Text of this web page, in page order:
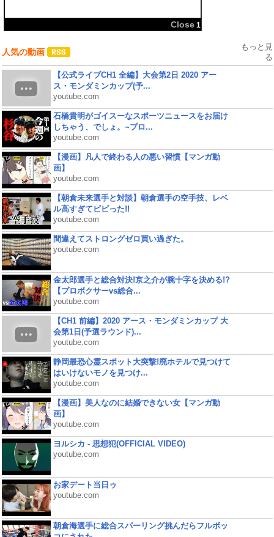
Close 1
人気の動画
もっと見
る
【公式ライブCH1 全編】大会第2日 2020 アー
ス・モンダミンカップ(予...
youtube.com
石橋貴明がゴイスーなスポーツニュースをお届け
しちゃう、でしょ。~プロ...
youtube.com
【漫画】凡人で終わる人の悪い習慣【マンガ動
画】
youtube.com
【朝倉未来選手と対談】朝倉選手の空手技、レベ
ル高すぎてビビった!!
youtube.com
間違えてストロングゼロ買い過ぎた。
youtube.com
金太郎選手と総合対決!京之介が腕十字を決める!?
【プロボクサーvs総合...
youtube.com
【CH1 前編】2020 アース・モンダミンカップ 大
会第1日(予選ラウンド)...
youtube.com
静岡最恐心霊スポット大突撃!廃ホテルで見つけて
はいけないモノを見つけ...
youtube.com
【漫画】美人なのに結婚できない女【マンガ動
画】
youtube.com
ヨルシカ - 思想犯(OFFICIAL VIDEO)
youtube.com
お家デート当日ゥ
youtube.com
朝倉海選手に総合スパーリング挑んだらフルボッ